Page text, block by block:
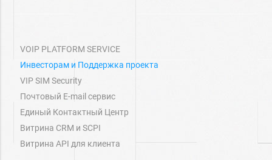
VOIP PLATFORM SERVICE
Инвесторам и Поддержка проекта
VIP SIM Security
Почтовый E-mail сервис
Единый Контактный Центр
Витрина СRM и SCPI
Витрина API для клиента